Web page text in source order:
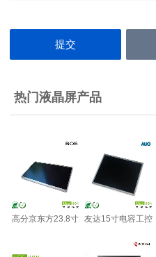
热门液晶屏产品
高分京东方23.8寸 友达15寸电容工控